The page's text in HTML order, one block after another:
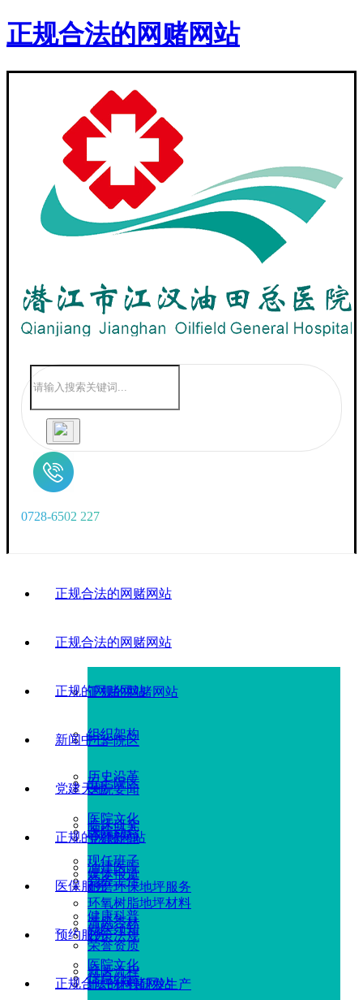
正规合法的网赌网站
0728-6502 227
正规合法的网赌网站
正规合法的网赌网站
正规的网赌网站
组织架构
历史沿革
医院文化
现任班子
环氧树脂地坪材料
荣誉资质
正规的网赌网站
广华院区
五七院区
临床研究
油建医院
新闻中心
医院要闻
医院动态
媒体报道
健康科普
党建天地
党建新闻
党务工作
清风杏林
医院文化
正规的网赌网站
耐磨环保地坪服务
就医须知
就医流程
医保服务
政策法规
信息公示
预约服务
地坪材料研发生产
正规合法的网赌网站